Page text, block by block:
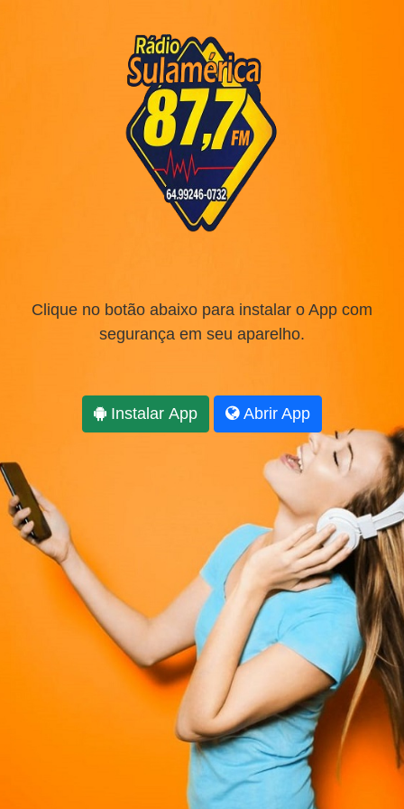
Clique no botão abaixo para instalar o App com
segurança em seu aparelho.
Instalar App Abrir App